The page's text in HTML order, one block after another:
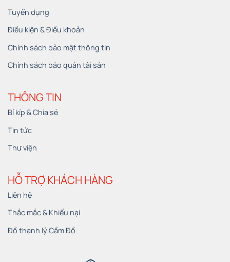
Tuyển dụng
Điều kiện & Điều khoản
Chính sách bảo mật thông tin
Chính sách bảo quản tài sản
THÔNG TIN
Bí kíp & Chia sẻ
Tin tức
Thư viện
HỖ TRỢ KHÁCH HÀNG
Liên hệ
Thắc mắc & Khiếu nại
Đồ thanh lý Cầm Đồ